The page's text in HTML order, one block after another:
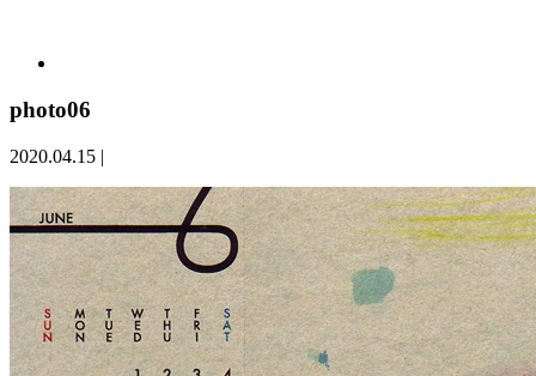
photo06
2020.04.15 |